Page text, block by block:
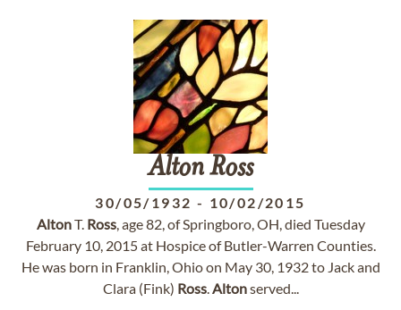
Alton Ross
30/05/1932 - 10/02/2015
AltonT. Ross, age 82, of Springboro, OH, died Tuesday
February 10, 2015 at Hospice of Butler-Warren Counties.
He was born in Franklin, Ohio on May 30, 1932 to Jack and
Clara (Fink) Ross.Altonserved...